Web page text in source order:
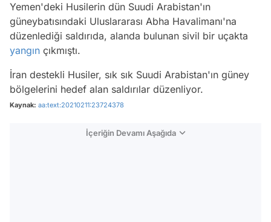
Yemen'deki Husilerin dün Suudi Arabistan'ın
güneybatısındaki Uluslararası Abha Havalimanı'na
düzenlediği saldırıda, alanda bulunan sivil bir uçakta
yangın çıkmıştı.
İran destekli Husiler, sık sık Suudi Arabistan'ın güney
bölgelerini hedef alan saldırılar düzenliyor.
Kaynak: aa:text:20210211:23724378
İçeriğin Devamı Aşağıda